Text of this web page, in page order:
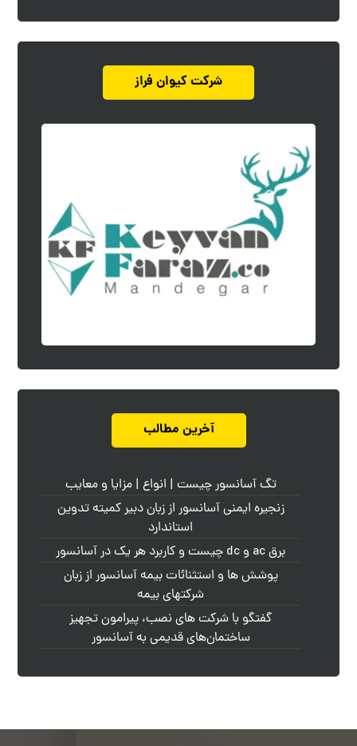
شرکت کیوان فراز
آخرین مطالب
تگ آسانسور چیست | انواع | مزایا و معایب
زنجیره ایمنی آسانسور از زبان دبیر کمیته تدوین
استاندارد
برق ac و dc چیست و کاربرد هر یک در آسانسور
پوشش ها و استثنائات بیمه آسانسور از زبان
شرکتهای بیمه
گفتگو با شرکت های نصب، پیرامون تجهیز
ساختمان‌های قدیمی به آسانسور